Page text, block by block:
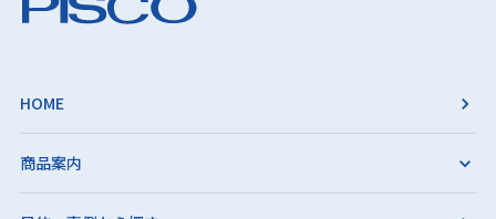
HOME
商品案内